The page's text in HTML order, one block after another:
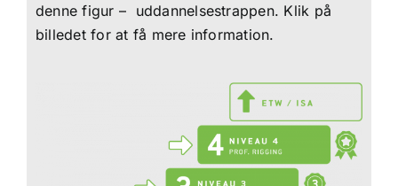
denne figur – uddannelsestrappen. Klik på
billedet for at få mere information.